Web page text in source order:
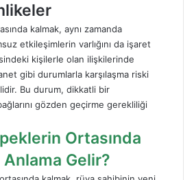
kalmak, aynı zamanda
etkileşimlerin varlığını da işaret
kişilerle olan ilişkilerinde
gibi durumlarla karşılaşma riski
Bu durum, dikkatli bir
gözden geçirme gerekliliği
Ortasında
Gelir?